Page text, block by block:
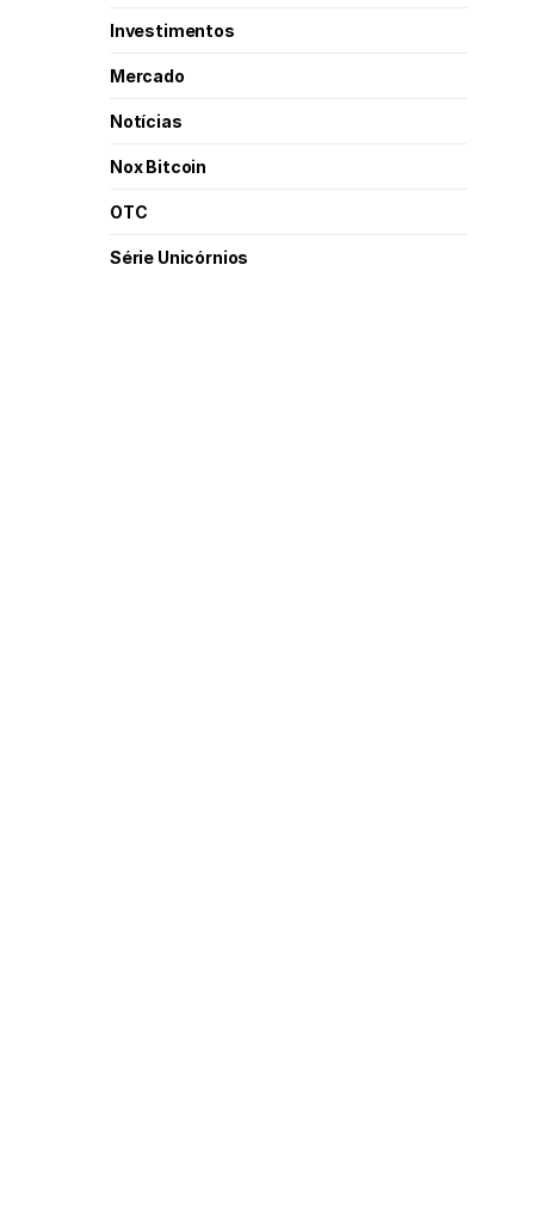
Investimentos
Mercado
Notícias
Nox Bitcoin
OTC
Série Unicórnios